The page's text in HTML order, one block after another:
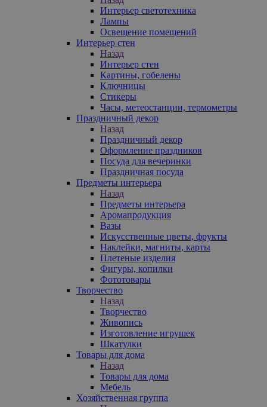
Интерьер светотехника
Лампы
Освещение помещений
Интерьер стен
Назад
Интерьер стен
Картины, гобелены
Ключницы
Стикеры
Часы, метеостанции, термометры
Праздничный декор
Назад
Праздничный декор
Оформление праздников
Посуда для вечеринки
Праздничная посуда
Предметы интерьера
Назад
Предметы интерьера
Аромапродукция
Вазы
Искусственные цветы, фрукты
Наклейки, магниты, карты
Плетеные изделия
Фигуры, копилки
Фототовары
Творчество
Назад
Творчество
Живопись
Изготовление игрушек
Шкатулки
Товары для дома
Назад
Товары для дома
Мебель
Хозяйственная группа